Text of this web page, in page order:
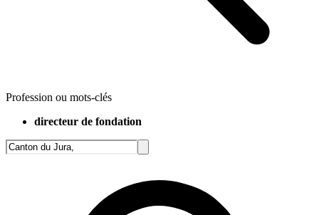
Profession ou mots-clés
directeur de fondation